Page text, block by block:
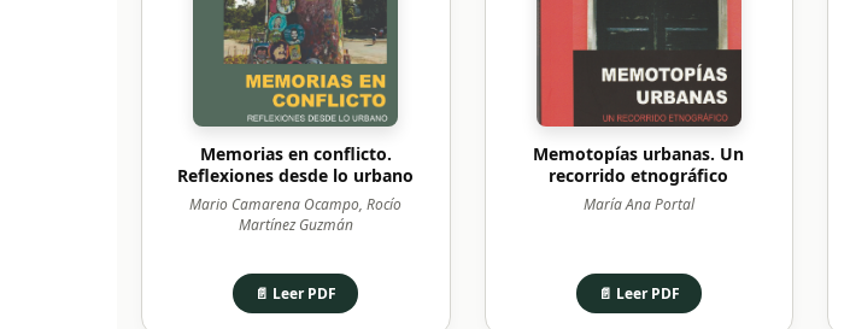
Memorias en conflicto.
Reflexiones desde lo urbano
Mario Camarena Ocampo, Rocío
Martínez Guzmán
📄 Leer PDF
Memotopías urbanas. Un
recorrido etnográfico
María Ana Portal
📄 Leer PDF